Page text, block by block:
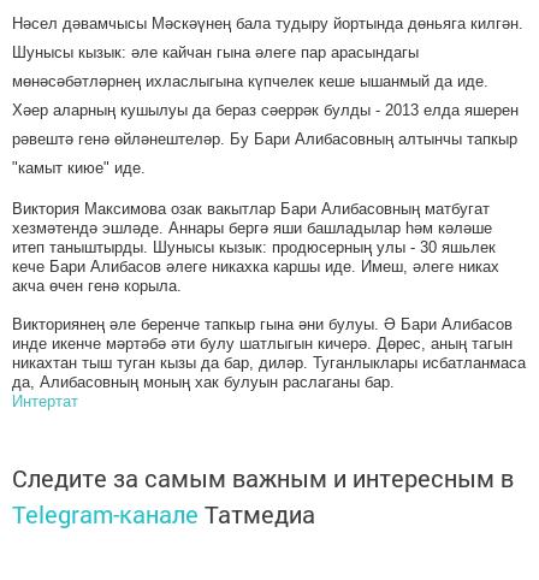
Нәсел дәвамчысы Мәскәүнең бала тудыру йортында дөньяга килгән.
Шунысы кызык: әле кайчан гына әлеге пар арасындагы
мөнәсәбәтләрнең ихласлыгына күпчелек кеше ышанмый да иде.
Хәер аларның кушылуы да бераз сәеррәк булды - 2013 елда яшерен
рәвештә генә өйләнештеләр. Бу Бари Алибасовның алтынчы тапкыр
"камыт киюе" иде.
Виктория Максимова озак вакытлар Бари Алибасовның матбугат
хезмәтендә эшләде. Аннары бергә яши башладылар һәм кәләше
итеп таныштырды. Шунысы кызык: продюсерның улы - 30 яшьлек
кече Бари Алибасов әлеге никахка каршы иде. Имеш, әлеге никах
акча өчен генә корыла.
Викториянең әле беренче тапкыр гына әни булуы. Ә Бари Алибасов
инде икенче мәртәбә әти булу шатлыгын кичерә. Дөрес, аның тагын
никахтан тыш туган кызы да бар, диләр. Туганлыклары исбатланмаса
да, Алибасовның моның хак булуын раслаганы бар.
Интертат
Следите за самым важным и интересным в
Telegram-канале Татмедиа